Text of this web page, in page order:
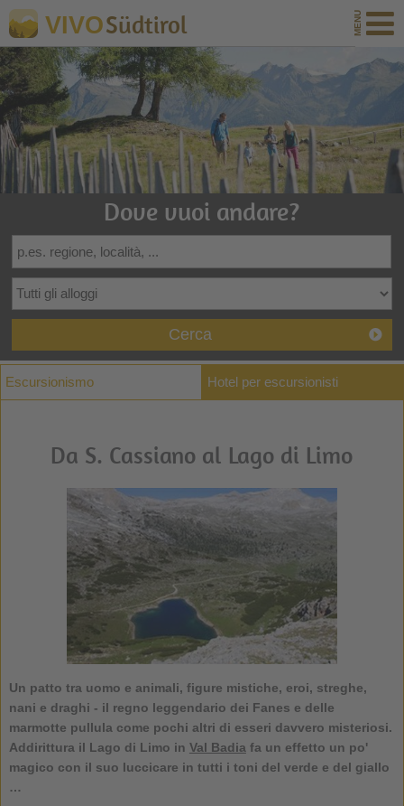
VIVOSüdtirol
Dove vuoi andare?
Cerca
Escursionismo Hotel per escursionisti
Da S. Cassiano al Lago di Limo
Un patto tra uomo e animali, figure mistiche, eroi, streghe,
nani e draghi - il regno leggendario dei Fanes e delle
marmotte pullula come pochi altri di esseri davvero misteriosi.
Addirittura il Lago di Limo in Val Badia fa un effetto un po'
magico con il suo luccicare in tutti i toni del verde e del giallo
…